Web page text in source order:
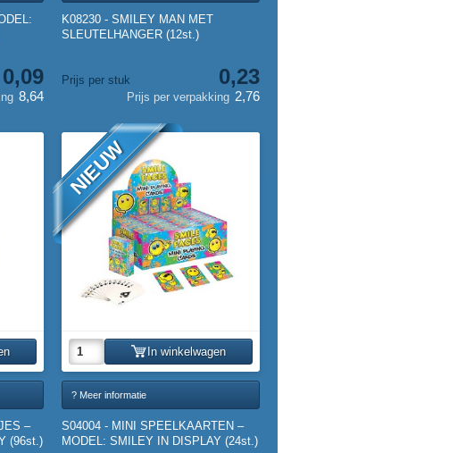
0,09
8,64
K08230 - SMILEY MAN MET
SLEUTELHANGER (12st.)
Prijs per stuk 0,23
Prijs per verpakking 2,76
–
(96st.)
NIEUW
In winkelwagen
? Meer informatie
S04004 - MINI SPEELKAARTEN –
MODEL: SMILEY IN DISPLAY (24st.)